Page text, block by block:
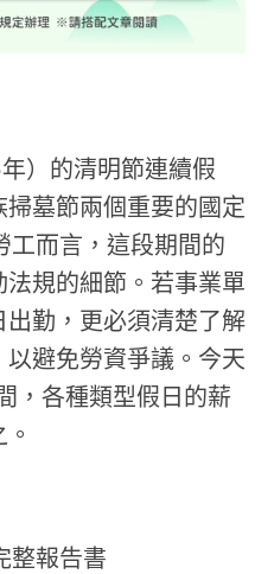
）的清明節連續假
墓節兩個重要的國定
工而言，這段期間的
規的細節。若事業單
勤，更必須清楚了解
避免勞資爭議。今天
，各種類型假日的薪
整報告書